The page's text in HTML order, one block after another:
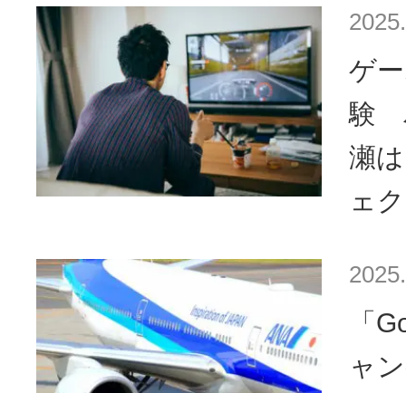
ゲ
験
瀬
ェ
「
ャ